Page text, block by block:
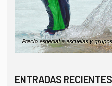
ENTRADAS RECIENTES